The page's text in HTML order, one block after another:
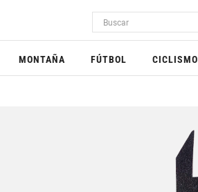
MONTAÑA FÚTBOL CICLISMO